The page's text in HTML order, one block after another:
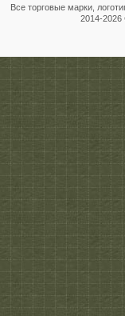
Все торговые марки,
2014-2026